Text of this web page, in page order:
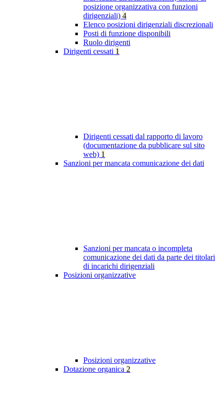
posizione organizzativa con funzioni
dirigenziali) 4
Elenco posizioni dirigenziali discrezionali
Posti di funzione disponibili
Ruolo dirigenti
Dirigenti cessati 1
Dirigenti cessati dal rapporto di lavoro
(documentazione da pubblicare sul sito
web) 1
Sanzioni per mancata comunicazione dei dati
Sanzioni per mancata o incompleta
comunicazione dei dati da parte dei titolari
di incarichi dirigenziali
Posizioni organizzative
Posizioni organizzative
Dotazione organica 2